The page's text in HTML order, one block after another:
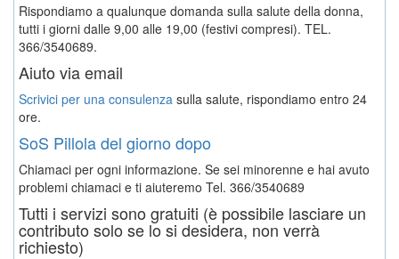
Rispondiamo a qualunque domanda sulla salute della donna,
tutti i giorni dalle 9,00 alle 19,00 (festivi compresi). TEL.
366/3540689.
Aiuto via email
Scrivici per una consulenza sulla salute, rispondiamo entro 24
ore.
SoS Pillola del giorno dopo
Chiamaci per ogni informazione. Se sei minorenne e hai avuto
problemi chiamaci e ti aiuteremo Tel. 366/3540689
Tutti i servizi sono gratuiti (è possibile lasciare un
contributo solo se lo si desidera, non verrà
richiesto)